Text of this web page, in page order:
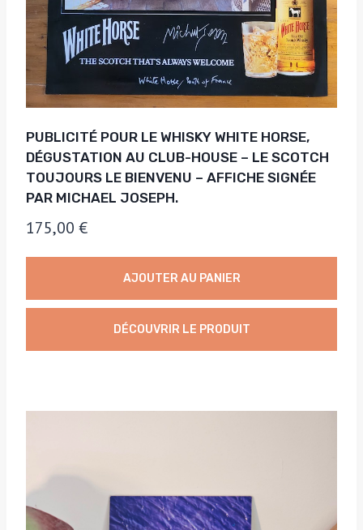
PUBLICITÉ POUR LE WHISKY WHITE HORSE,
DÉGUSTATION AU CLUB-HOUSE – LE SCOTCH
TOUJOURS LE BIENVENU – AFFICHE SIGNÉE
PAR MICHAEL JOSEPH.
175,00 €
AJOUTER AU PANIER
DÉCOUVRIR LE PRODUIT